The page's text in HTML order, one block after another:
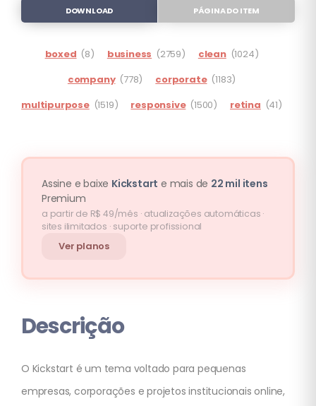
DOWNLOAD PÁGINA DO ITEM
boxed (8) business (2759) clean (1024)
company (778) corporate (1183)
multipurpose (1519) responsive (1500) retina (41)
Assine e baixe Kickstart e mais de 22 mil itens
Premium
a partir de R$ 49/mês · atualizações automáticas ·
sites ilimitados · suporte profissional
Ver planos
Descrição
O Kickstart é um tema voltado para pequenas
empresas, corporações e projetos institucionais online,